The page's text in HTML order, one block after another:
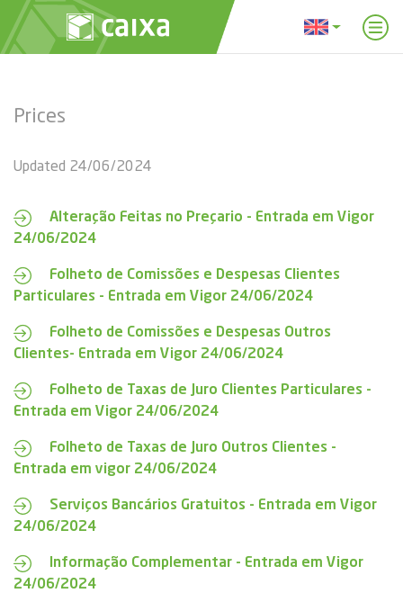
Prices
Updated 24/06/2024
Alteração Feitas no Preçario - Entrada em Vigor
24/06/2024
Folheto de Comissões e Despesas Clientes
Particulares - Entrada em Vigor 24/06/2024
Folheto de Comissões e Despesas Outros
Clientes- Entrada em Vigor 24/06/2024
Folheto de Taxas de Juro Clientes Particulares -
Entrada em Vigor 24/06/2024
Folheto de Taxas de Juro Outros Clientes -
Entrada em vigor 24/06/2024
Serviços Bancários Gratuitos - Entrada em Vigor
24/06/2024
Informação Complementar - Entrada em Vigor
24/06/2024